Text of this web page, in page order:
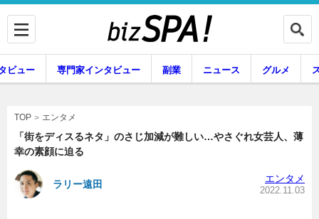
専門家インタビュー
ビュー 専門家インタビュー 副業 ニュース グルメ
TOP エンタメ
「街をディスるネタ」のさじ加減が難しい…やさぐれ女芸人、薄
幸の素顔に迫る
ラリー遠田 エンタメ
2022.11.03